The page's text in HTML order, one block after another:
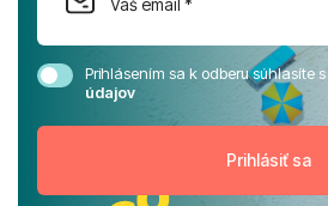
Prihlásením sa k odberu súhlasíte s
údajov